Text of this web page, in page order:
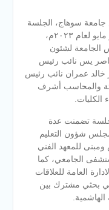
سوهاج، الجلسة
الشهرية لمجلس الجامعة رقم ١٩٣ لشهر مايو لعام ٢٠٢٣م،
الجامعة لشئون
يس نائب رئيس
خالد عمران نائب رئيس
والمحاسب أشرف
تضمنت عدة
شؤون التعليم
للمعهد الفني
الجامعي، كما
العامة للعلاقات
بحثي مشترك بين
الهاشمية.